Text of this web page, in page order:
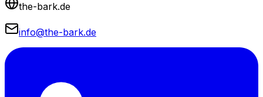
the-bark.de
info@the-bark.de